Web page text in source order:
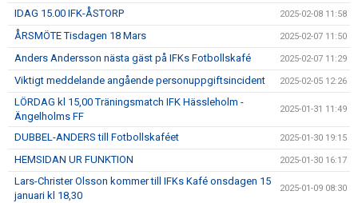
IDAG 15.00 IFK-ÅSTORP 2025-02-08 11:58
ÅRSMÖTE Tisdagen 18 Mars 2025-02-07 11:50
Anders Andersson nästa gäst på IFKs Fotbollskafé 2025-02-07 11:29
Viktigt meddelande angående personuppgiftsincident 2025-02-05 12:26
LÖRDAG kl 15,00 Träningsmatch IFK Hässleholm -
Ängelholms FF
2025-01-31 11:49
DUBBEL-ANDERS till Fotbollskaféet 2025-01-30 19:15
HEMSIDAN UR FUNKTION 2025-01-30 16:17
Lars-Christer Olsson kommer till IFKs Kafé onsdagen 15
januari kl 18,30
2025-01-09 08:30